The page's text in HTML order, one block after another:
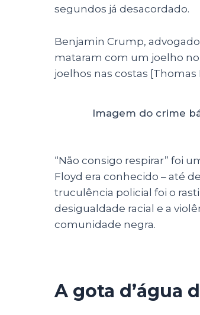
p
o
segundos já desacordado.
Benjamin Crump,
mataram com um joelho
joelhos nas costas [Thomas
Imagem do crime
“Não consigo respirar” foi
Floyd era conhecido – até
truculência policial foi o
desigualdade racial e a
comunidade negra.
A gota d’água